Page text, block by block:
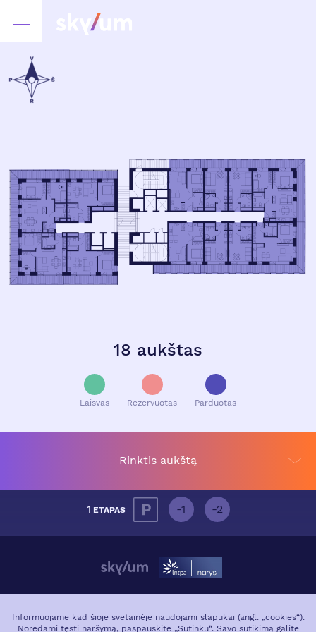
18 aukštas
Laisvas Rezervuotas Parduotas
Rinktis aukštą
1 ETAPAS -1 -2
VIETA MIESTE
GALERIJA
Informuojame kad šioje svetainėje naudojami slapukai (angl. „cookies“).
Norėdami tęsti naršymą, paspauskite „Sutinku“. Savo sutikimą galite